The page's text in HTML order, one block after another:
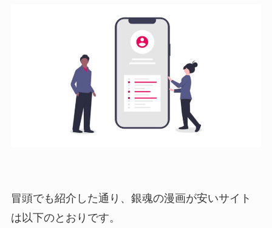
冒頭でも紹介した通り、銀魂の漫画が安いサイト
は以下のとおりです。